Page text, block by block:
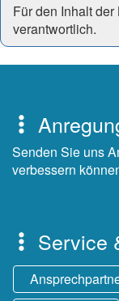
Für den Inhalt
verantwortlich.
Senden Sie uns
verbessern
Service